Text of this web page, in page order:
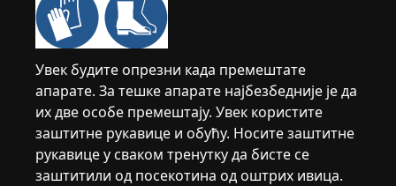
Увек будите опрезни када премештате
апарате. За тешке апарате најбезбедније је да
их две особе премештају. Увек користите
заштитне рукавице и обућу. Носите заштитне
рукавице у сваком тренутку да бисте се
заштитили од посекотина од оштрих ивица.